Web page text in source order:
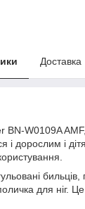
Доставка
BN-W0109A
і дорослим і
для ніг.